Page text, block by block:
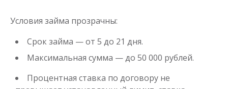
Сумма
Срок
Получить
Условия займа прозрачны:
Срок займа — от 5 до 21 дня.
Максимальная сумма — до 50 000 рублей.
Процентная ставка по договору не